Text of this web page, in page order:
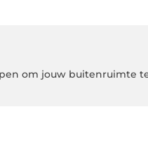
om jouw buitenruimte